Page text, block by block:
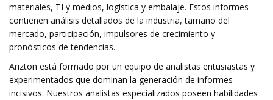
materiales, TI y medios, logística y embalaje. Estos informes
contienen análisis detallados de la industria, tamaño del
mercado, participación, impulsores de crecimiento y
pronósticos de tendencias.
Arizton está formado por un equipo de analistas entusiastas y
experimentados que dominan la generación de informes
incisivos. Nuestros analistas especializados poseen habilidades